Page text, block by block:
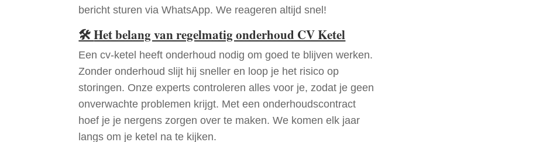
bericht sturen via WhatsApp. We reageren altijd snel!
🛠Het belang van regelmatig onderhoud CV Ketel
Een cv-ketel heeft onderhoud nodig om goed te blijven werken.
Zonder onderhoud slijt hij sneller en loop je het risico op
storingen. Onze experts controleren alles voor je, zodat je geen
onverwachte problemen krijgt. Met een onderhoudscontract
hoef je je nergens zorgen over te maken. We komen elk jaar
langs om je ketel na te kijken.